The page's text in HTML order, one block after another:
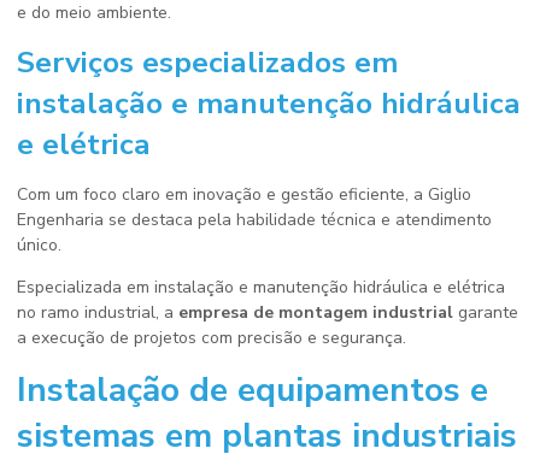
e do meio ambiente.
Serviços especializados em
instalação e manutenção hidráulica
e elétrica
Com um foco claro em inovação e gestão eficiente, a Giglio
Engenharia se destaca pela habilidade técnica e atendimento
único.
Especializada em instalação e manutenção hidráulica e elétrica
no ramo industrial, a empresa de montagem industrial garante
a execução de projetos com precisão e segurança.
Instalação de equipamentos e
sistemas em plantas industriais